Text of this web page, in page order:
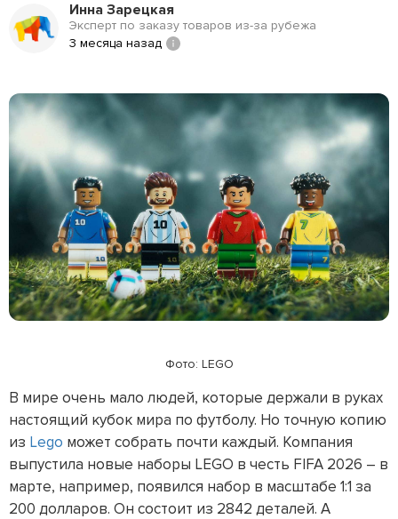
Инна Зарецкая
Эксперт по заказу товаров из-за рубежа
3 месяца назад
Фото: LEGO
В мире очень мало людей, которые держали в руках
настоящий кубок мира по футболу. Но точную копию
из Lego может собрать почти каждый. Компания
выпустила новые наборы LEGO в честь FIFA 2026 – в
марте, например, появился набор в масштабе 1:1 за
200 долларов. Он состоит из 2842 деталей. А